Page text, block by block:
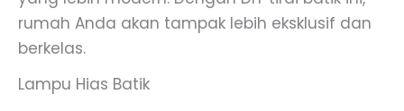
rumah Anda akan tampak lebih eksklusif dan
berkelas.
Lampu Hias Batik